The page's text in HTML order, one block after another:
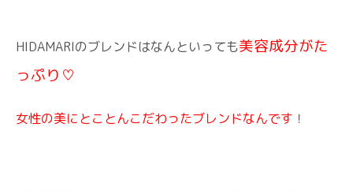
HIDAMARIのブレンドはなんといっても美容成分がた
っぷり♡
女性の美にとことんこだわったブレンドなんです！